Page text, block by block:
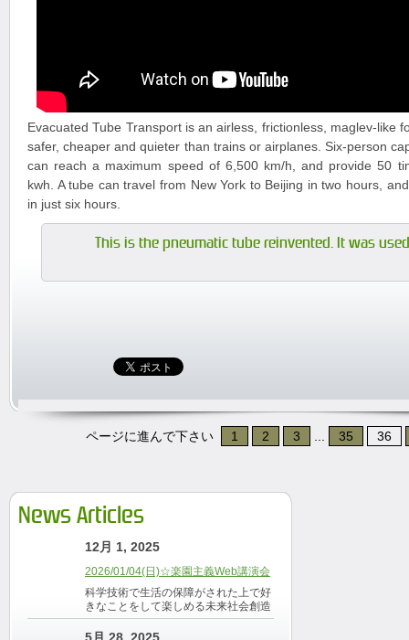
Evacuated Tube Transport is an airless, frictionless, maglev-like
safer, cheaper and quieter than trains or airplanes. Six-person
can reach a maximum speed of 6,500 km/h, and provide 50
kwh. A tube can travel from New York to Beijing in two hours,
in just six hours.
This is the pneumatic tube reinvented. It was used
ページに進んで下さい 1 2 3 35 36
News Articles
12月 1, 2025
2026/01/04(日)☆楽園主義Web講演会
科学技術で生活の保障がされた上で好
きなことをして楽しめる未来社会創造